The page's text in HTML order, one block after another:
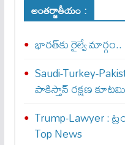
అంతర్జాతీయం :
భారత్‌కు రైల్వే
Saudi-Turkey-
పాకిస్తాన్ రక్షణ
Trump-Lawyer :
Top News